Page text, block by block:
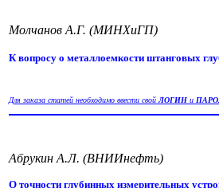
Молчанов А.Г. (МИНХиГП)
К вопросу о металлоемкости штанговых
Для заказа статей необходимо ввести свойЛОГИН и
Абрукин А.Л. (ВНИИнефть)
О точности глубинных измерительных